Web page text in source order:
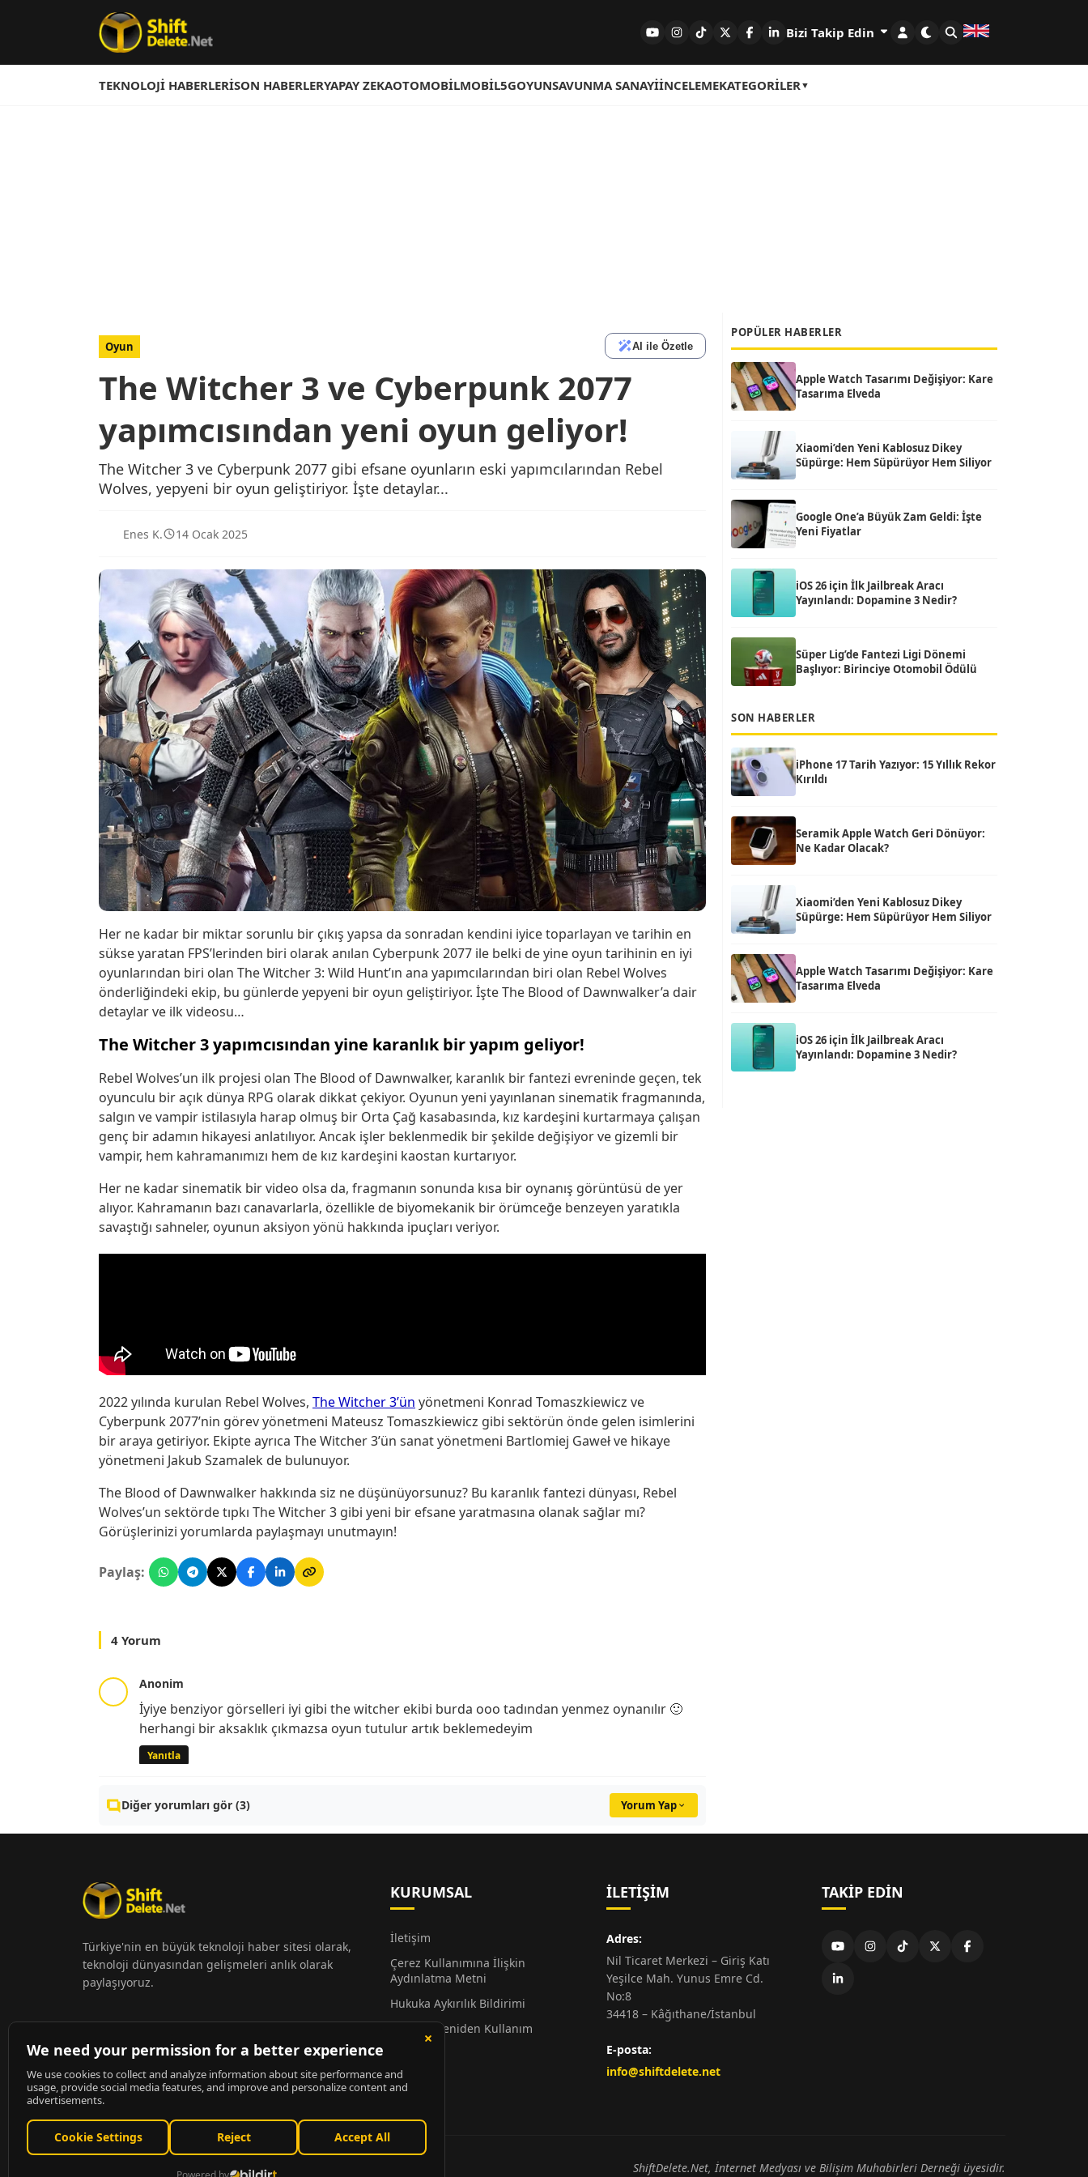
Bizi Takip Edin
TEKNOLOJI HABERLERISON HABERLERYAPAY ZEKAOTOMOBILMOBIL5GOYUNSAVUNMA SANAYIİNCELEMEKATEGORILER
Oyun AI ile Özetle
The Witcher 3 ve Cyberpunk 2077
yapımcısından yeni oyun geliyor!
The Witcher 3 ve Cyberpunk 2077 gibi efsane oyunların eski yapımcılarından Rebel
Wolves, yepyeni bir oyun geliştiriyor. İşte detaylar...
Enes K. 14 Ocak 2025
Her ne kadar bir miktar sorunlu bir çıkış yapsa da sonradan kendini iyice toparlayan ve tarihin en
sükse yaratan FPS’lerinden biri olarak anılan Cyberpunk 2077 ile belki de yine oyun tarihinin en iyi
oyunlarından biri olan The Witcher 3: Wild Hunt’ın ana yapımcılarından biri olan Rebel Wolves
önderliğindeki ekip, bu günlerde yepyeni bir oyun geliştiriyor. İşte The Blood of Dawnwalker’a dair
detaylar ve ilk videosu…
The Witcher 3 yapımcısından yine karanlık bir yapım geliyor!
Rebel Wolves’un ilk projesi olan The Blood of Dawnwalker, karanlık bir fantezi evreninde geçen, tek
oyunculu bir açık dünya RPG olarak dikkat çekiyor. Oyunun yeni yayınlanan sinematik fragmanında,
salgın ve vampir istilasıyla harap olmuş bir Orta Çağ kasabasında, kız kardeşini kurtarmaya çalışan
genç bir adamın hikayesi anlatılıyor. Ancak işler beklenmedik bir şekilde değişiyor ve gizemli bir
vampir, hem kahramanımızı hem de kız kardeşini kaostan kurtarıyor.
Her ne kadar sinematik bir video olsa da, fragmanın sonunda kısa bir oynanış görüntüsü de yer
alıyor. Kahramanın bazı canavarlarla, özellikle de biyomekanik bir örümceğe benzeyen yaratıkla
savaştığı sahneler, oyunun aksiyon yönü hakkında ipuçları veriyor.
2022 yılında kurulan Rebel Wolves, The Witcher 3’ün yönetmeni Konrad Tomaszkiewicz ve
Cyberpunk 2077’nin görev yönetmeni Mateusz Tomaszkiewicz gibi sektörün önde gelen isimlerini
bir araya getiriyor. Ekipte ayrıca The Witcher 3’ün sanat yönetmeni Bartlomiej Gaweł ve hikaye
yönetmeni Jakub Szamalek de bulunuyor.
The Blood of Dawnwalker hakkında siz ne düşünüyorsunuz? Bu karanlık fantezi dünyası, Rebel
Wolves’un sektörde tıpkı The Witcher 3 gibi yeni bir efsane yaratmasına olanak sağlar mı?
Görüşlerinizi yorumlarda paylaşmayı unutmayın!
Paylaş:
4 Yorum
Anonim
İyiye benziyor görselleri iyi gibi the witcher ekibi burda ooo tadından yenmez oynanılır 🙂
herhangi bir aksaklık çıkmazsa oyun tutulur artık beklemedeyim
Yanıtla
Diğer yorumları gör (3) Yorum Yap
POPÜLER HABERLER
Apple Watch Tasarımı Değişiyor: Kare
Tasarıma Elveda
Xiaomi’den Yeni Kablosuz Dikey
Süpürge: Hem Süpürüyor Hem Siliyor
Google One’a Büyük Zam Geldi: İşte
Yeni Fiyatlar
iOS 26 için İlk Jailbreak Aracı
Yayınlandı: Dopamine 3 Nedir?
Süper Lig’de Fantezi Ligi Dönemi
Başlıyor: Birinciye Otomobil Ödülü
SON HABERLER
iPhone 17 Tarih Yazıyor: 15 Yıllık Rekor
Kırıldı
Seramik Apple Watch Geri Dönüyor:
Ne Kadar Olacak?
Xiaomi’den Yeni Kablosuz Dikey
Süpürge: Hem Süpürüyor Hem Siliyor
Apple Watch Tasarımı Değişiyor: Kare
Tasarıma Elveda
iOS 26 için İlk Jailbreak Aracı
Yayınlandı: Dopamine 3 Nedir?
Türkiye'nin en büyük teknoloji haber sitesi olarak,
teknoloji dünyasından gelişmeleri anlık olarak
paylaşıyoruz.
KURUMSAL
İletişim
Çerez Kullanımına İlişkin
Aydınlatma Metni
Hukuka Aykırılık Bildirimi
Alıntı ve Yeniden Kullanım
Hakkında
Künye
İLETIŞIM
Adres:
Nil Ticaret Merkezi – Giriş Katı
Yeşilce Mah. Yunus Emre Cd.
No:8
34418 – Kâğıthane/İstanbul
E-posta:
info@shiftdelete.net
TAKIP EDIN
ShiftDelete.Net - Tüm hakları saklıdır. ShiftDelete.Net, İnternet Medyası ve Bilişim Muhabirleri Derneği üyesidir.